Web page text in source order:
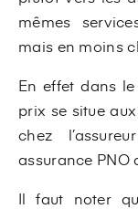
mêmes
mais en moins
En effet dans
prix se situe
chez
assurance PNO
Il faut noter